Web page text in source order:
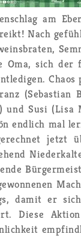
am
Nach
Oma, sich
(Se­bas­ti­an
und Susi (Lisa
end­lich mal
jetzt
damit er
Diese